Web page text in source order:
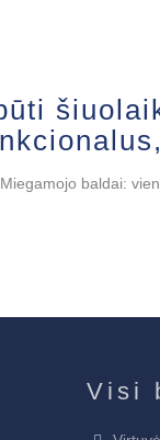
Miegamojo baldai:
Visi